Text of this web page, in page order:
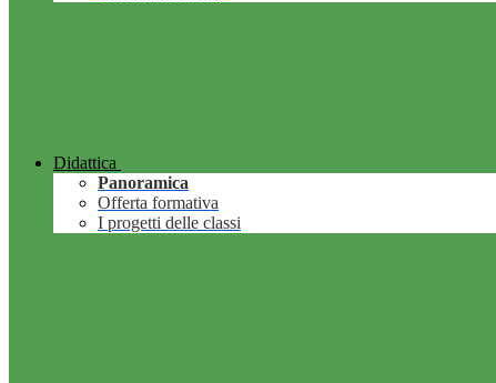
Didattica
Panoramica
Offerta formativa
I progetti delle classi